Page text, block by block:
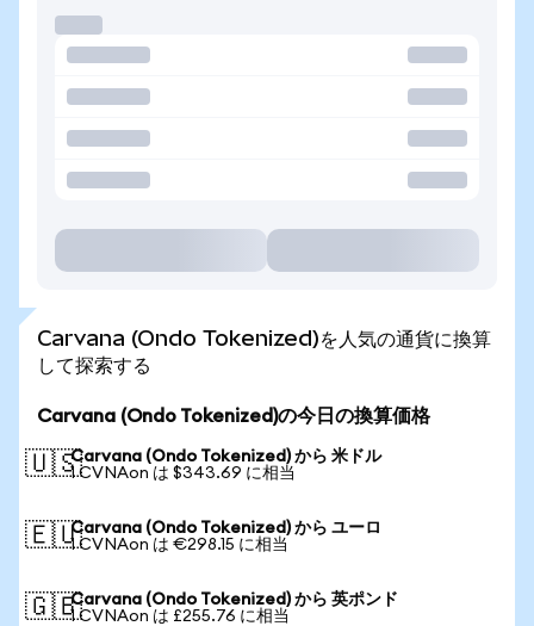
Carvana (Ondo Tokenized)を人気の通貨に換算
して探索する
Carvana (Ondo Tokenized)の今日の換算価格
🇺🇸Carvana (Ondo Tokenized) から 米ドル
1 CVNAon は $343.69 に相当
🇪🇺Carvana (Ondo Tokenized) から ユーロ
1 CVNAon は €298.15 に相当
🇬🇧Carvana (Ondo Tokenized) から 英ポンド
1 CVNAon は £255.76 に相当